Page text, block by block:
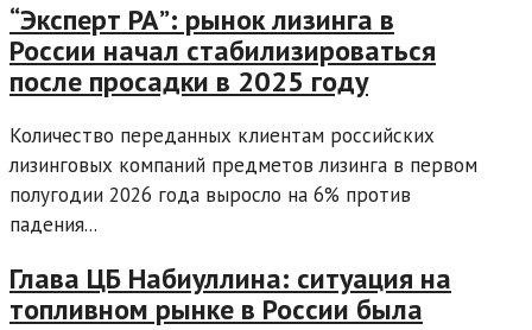
“Эксперт РА”: рынок лизинга в
России начал стабилизироваться
после просадки в 2025 году
Количество переданных клиентам российских
лизинговых компаний предметов лизинга в первом
полугодии 2026 года выросло на 6% против
падения...
Глава ЦБ Набиуллина: ситуация на
топливном рынке в России была